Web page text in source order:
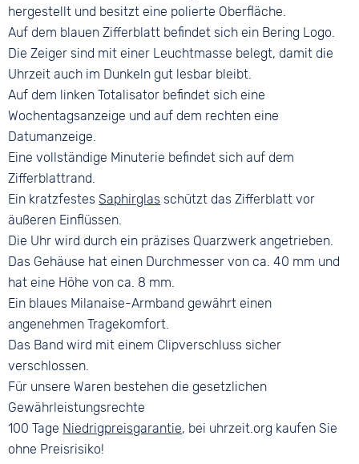
Bandschließe
Clipverschluss
hergestellt und besitzt eine polierte Oberfläche.
Auf dem blauen Zifferblatt befindet sich ein Bering Logo.
Die Zeiger sind mit einer Leuchtmasse belegt, damit die
Uhrzeit auch im Dunkeln gut lesbar bleibt.
Auf dem linken Totalisator befindet sich eine
Wochentagsanzeige und auf dem rechten eine
Datumanzeige.
Eine vollständige Minuterie befindet sich auf dem
Zifferblattrand.
Ein kratzfestesSaphirglas schützt das Zifferblatt vor
äußeren Einflüssen.
Die Uhr wird durch ein präzises Quarzwerk angetrieben.
Das Gehäuse hat einen Durchmesser von ca. 40 mm und
hat eine Höhe von ca. 8 mm.
Ein blaues Milanaise-Armband gewährt einen
angenehmen Tragekomfort.
Das Band wird mit einem Clipverschluss sicher
verschlossen.
Für unsere Waren bestehen die gesetzlichen
Gewährleistungsrechte
100 Tage Niedrigpreisgarantie, bei uhrzeit.org kaufen Sie
ohne Preisrisiko!